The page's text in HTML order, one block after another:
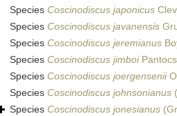
Species Coscinodiscus japonicus
Species Coscinodiscus javanensis
Species Coscinodiscus jeremianus
Species Coscinodiscus jimboi
Species Coscinodiscus joergensenii
Species Coscinodiscus johnsonianus
Species Coscinodiscus jonesianus